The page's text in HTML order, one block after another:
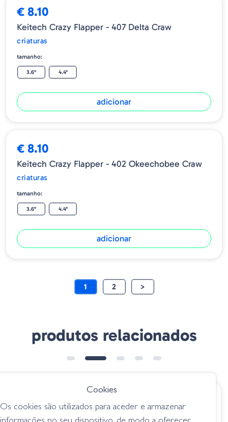
€ 8.10
Keitech Crazy Flapper - 407 Delta Craw
criaturas
tamanho:
3.6" 4.4"
adicionar
€ 8.10
Keitech Crazy Flapper - 402 Okeechobee Craw
criaturas
tamanho:
3.6" 4.4"
adicionar
1 2 >
produtos relacionados
€ 12.70
Gary Yamamoto
Deps Deathadder -
Cookies
Os cookies são utilizados para aceder e armazenar